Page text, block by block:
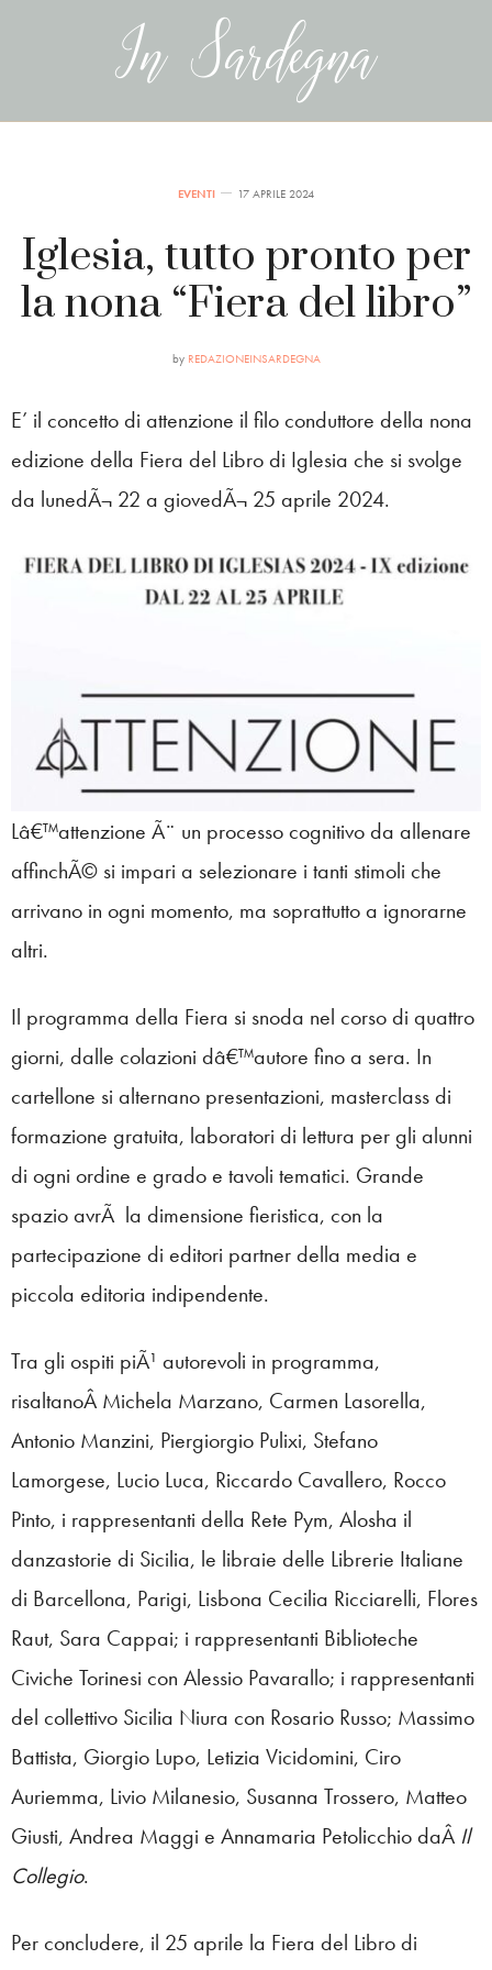
EVENTI 17 APRILE 2024
Iglesia, tutto pronto per
la nona “Fiera del libro”
by REDAZIONEINSARDEGNA
E’ il concetto di attenzione il filo conduttore della nona
edizione della Fiera del Libro di Iglesia che si svolge
da lunedÃ¬ 22 a giovedÃ¬ 25 aprile 2024.
Lâ€™attenzione Ã¨ un processo cognitivo da allenare
affinchÃ© si impari a selezionare i tanti stimoli che
arrivano in ogni momento, ma soprattutto a ignorarne
altri.
Il programma della Fiera si snoda nel corso di quattro
giorni, dalle colazioni dâ€™autore fino a sera. In
cartellone si alternano presentazioni, masterclass di
formazione gratuita, laboratori di lettura per gli alunni
di ogni ordine e grado e tavoli tematici. Grande
spazio avrÃ la dimensione fieristica, con la
partecipazione di editori partner della media e
piccola editoria indipendente.
Tra gli ospiti piÃ¹ autorevoli in programma,
risaltanoÂ Michela Marzano, Carmen Lasorella,
Antonio Manzini, Piergiorgio Pulixi, Stefano
Lamorgese, Lucio Luca, Riccardo Cavallero, Rocco
Pinto, i rappresentanti della Rete Pym, Alosha il
danzastorie di Sicilia, le libraie delle Librerie Italiane
di Barcellona, Parigi, Lisbona Cecilia Ricciarelli, Flores
Raut, Sara Cappai; i rappresentanti Biblioteche
Civiche Torinesi con Alessio Pavarallo; i rappresentanti
del collettivo Sicilia Niura con Rosario Russo; Massimo
Battista, Giorgio Lupo, Letizia Vicidomini, Ciro
Auriemma, Livio Milanesio, Susanna Trossero, Matteo
Giusti, Andrea Maggi e Annamaria Petolicchio daÂ Il
Collegio.
Per concludere, il 25 aprile la Fiera del Libro di